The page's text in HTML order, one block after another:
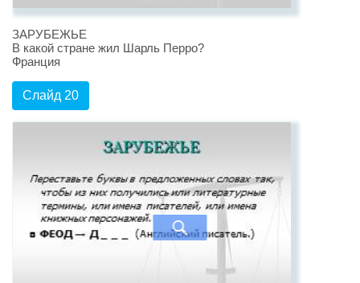
ЗАРУБЕЖЬЕ
В какой стране жил Шарль Перро?
Франция
Слайд 20